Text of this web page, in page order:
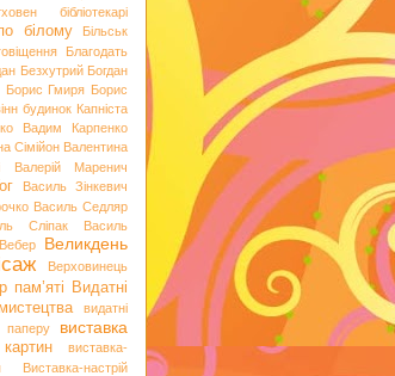
бібліотекарі
білому
Більськ
Благодать
Безхутрий Богдан
Борис Гмиря Борис
будинок Капніста
Вадим Карпенко
Сімійон Валентина
Валерій Маренич
Василь Зінкевич
Василь Седляр
Сліпак
Василь
Вебер Великдень
Верховинець
пам’яті
Видатні
видатні
паперу
виставка
виставка-
Виставка-настрій